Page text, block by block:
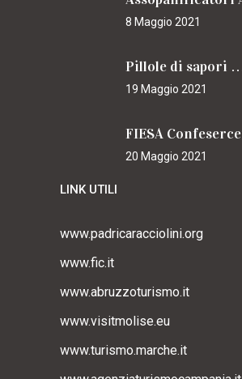
8 Maggio 2021
19 Maggio 2021
20 Maggio 2021
LINK UTILI
www.padricaracciolini.org
www.fic.it
www.abruzzoturismo.it
www.visitmolise.eu
www.turismo.marche.it